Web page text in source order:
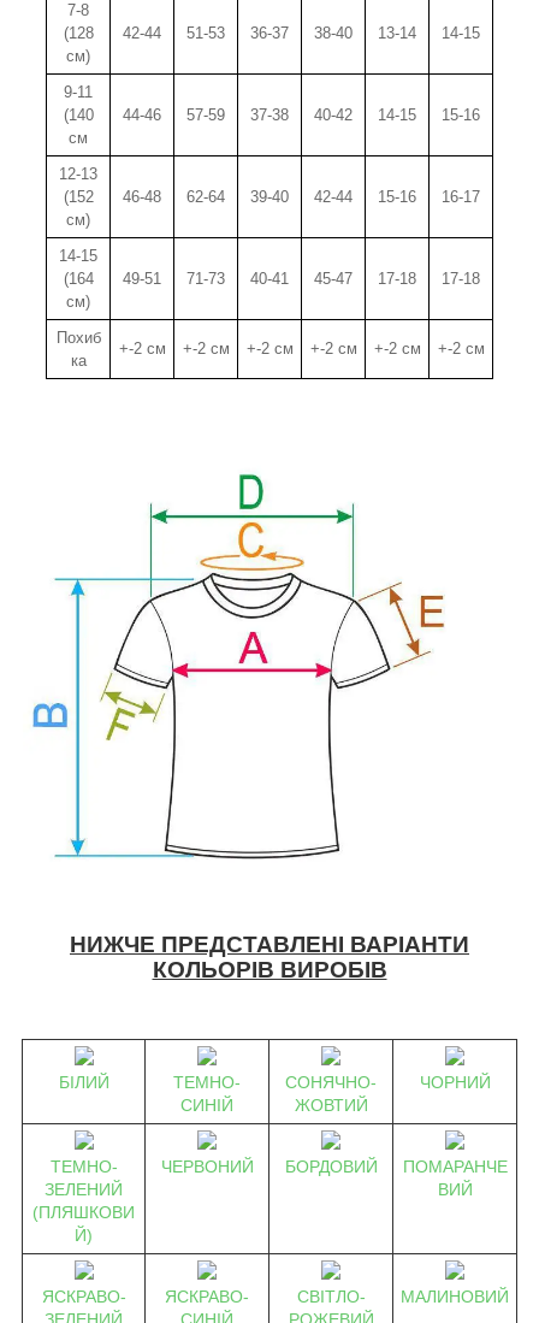
7-8
(128
см)
42-44 51-53 36-37 38-40 13-14 14-15
9-11
(140
см
44-46 57-59 37-38 40-42 14-15 15-16
12-13
(152
см)
46-48 62-64 39-40 42-44 15-16 16-17
14-15
(164
см)
49-51 71-73 40-41 45-47 17-18 17-18
Похиб
ка
+-2 см +-2 см +-2 см +-2 см +-2 см +-2 см
НИЖЧЕ ПРЕДСТАВЛЕНІ ВАРІАНТИ
КОЛЬОРІВ ВИРОБІВ
БІЛИЙ
ТЕМНО-
СИНІЙ
СОНЯЧНО-
ЖОВТИЙ
ЧОРНИЙ
ТЕМНО-
ЗЕЛЕНИЙ
(ПЛЯШКОВИ
Й)
ЧЕРВОНИЙ БОРДОВИЙ
ПОМАРАНЧЕ
ВИЙ
ЯСКРАВО-
ЯСКРАВО-
СВІТЛО-
МАЛИНОВИЙ